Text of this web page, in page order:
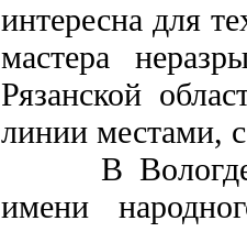
интересна для
мастера
Рязанской
линии местами,
В Вологде
имени